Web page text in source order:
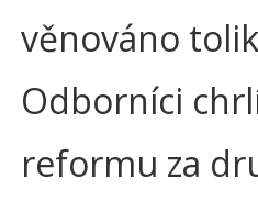
věnováno
Odborníci
reformu za